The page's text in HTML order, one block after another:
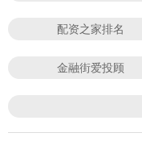
配资之家排名
金融街爱投顾